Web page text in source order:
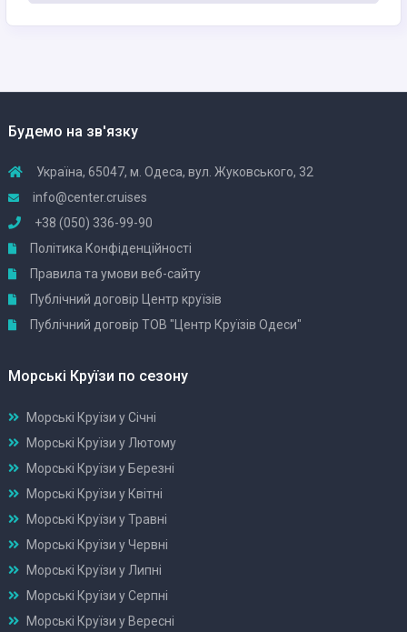
Будемо на зв'язку
Україна, 65047, м. Одеса, вул. Жуковського, 32
info@center.cruises
+38 (050) 336-99-90
Політика Конфіденційності
Правила та умови веб-сайту
Публічний договір Центр круїзів
Публічний договір ТОВ "Центр Круїзів Одеси"
Морські Круїзи по сезону
Морські Круїзи у Січні
Морські Круїзи у Лютому
Морські Круїзи у Березні
Морські Круїзи у Квітні
Морські Круїзи у Травні
Морські Круїзи у Червні
Морські Круїзи у Липні
Морські Круїзи у Серпні
Морські Круїзи у Вересні